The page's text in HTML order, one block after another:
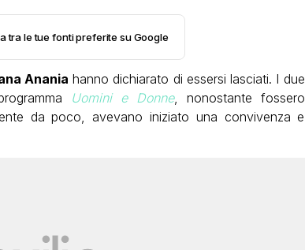
tra le tue fonti preferite su Google
Anania hanno dichiarato di essersi lasciati. I due
Uomini e Donne, nonostante fossero
da poco, avevano iniziato una convivenza e